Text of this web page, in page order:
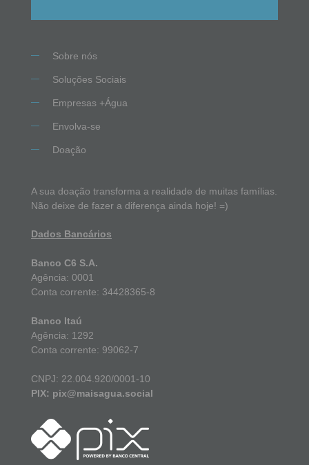
Sobre nós
Soluções Sociais
Empresas +Água
Envolva-se
Doação
A sua doação transforma a realidade de muitas famílias.
Não deixe de fazer a diferença ainda hoje! =)
Dados Bancários
Banco C6 S.A.
Agência: 0001
Conta corrente: 34428365-8
Banco Itaú
Agência: 1292
Conta corrente: 99062-7
CNPJ: 22.004.920/0001-10
PIX: pix@maisagua.social